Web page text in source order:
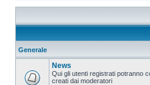
Generale
News
Qui gli utenti registrati potranno
creati dai moderatori